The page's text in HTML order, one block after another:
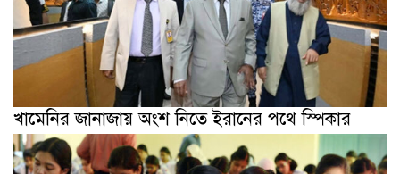
খামেনির জানাজায় অংশ নিতে ইরানের পথে স্পিকার